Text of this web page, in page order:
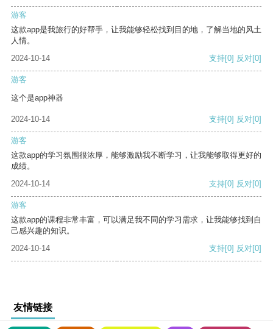
游客
这款app是我旅行的好帮手，让我能够轻松找到目的地，了解当地的风土
人情。
2024-10-14
支持[0] 反对[0]
游客
这个是app神器
2024-10-14 支持[0] 反对[0]
游客
这款app的学习氛围很浓厚，能够激励我不断学习，让我能够取得更好的
成绩。
2024-10-14
支持[0] 反对[0]
游客
这款app的课程非常丰富，可以满足我不同的学习需求，让我能够找到自
己感兴趣的知识。
2024-10-14
支持[0] 反对[0]
友情链接